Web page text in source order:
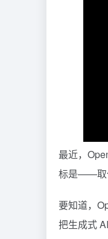
最近，
标是——取
要知道，
把生成式